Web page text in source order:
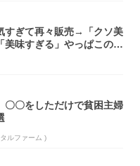
すぎて再々販売→「クソ美
美味すぎる」やっぱこのク
〇〇をしただけで貧困主婦
ルファーム )